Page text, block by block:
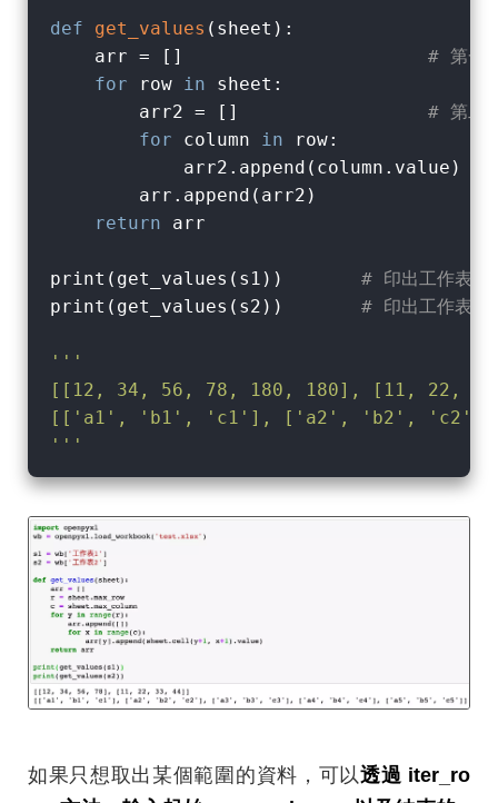
def get_values ( sheet ):
    arr = []
# 第一
for row in sheet:
        arr2 = []
# 第二
for column in row:
            arr2.append(column.value)
        arr.append(arr2)
return arr
print(get_values(s1)) # 印出工作表 1
print(get_values(s2)) # 印出工作表 2
'''
[[12, 34, 56, 78, 180, 180], [11, 22,
[['a1', 'b1', 'c1'], ['a2', 'b2',
'''
如果只想取出某個範圍的資料，可以透過 iter_ro